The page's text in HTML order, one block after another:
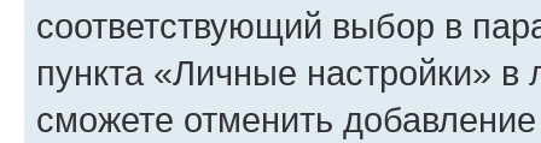
соответствующий выбор в
пункта «Личные настройки»
сможете отменить